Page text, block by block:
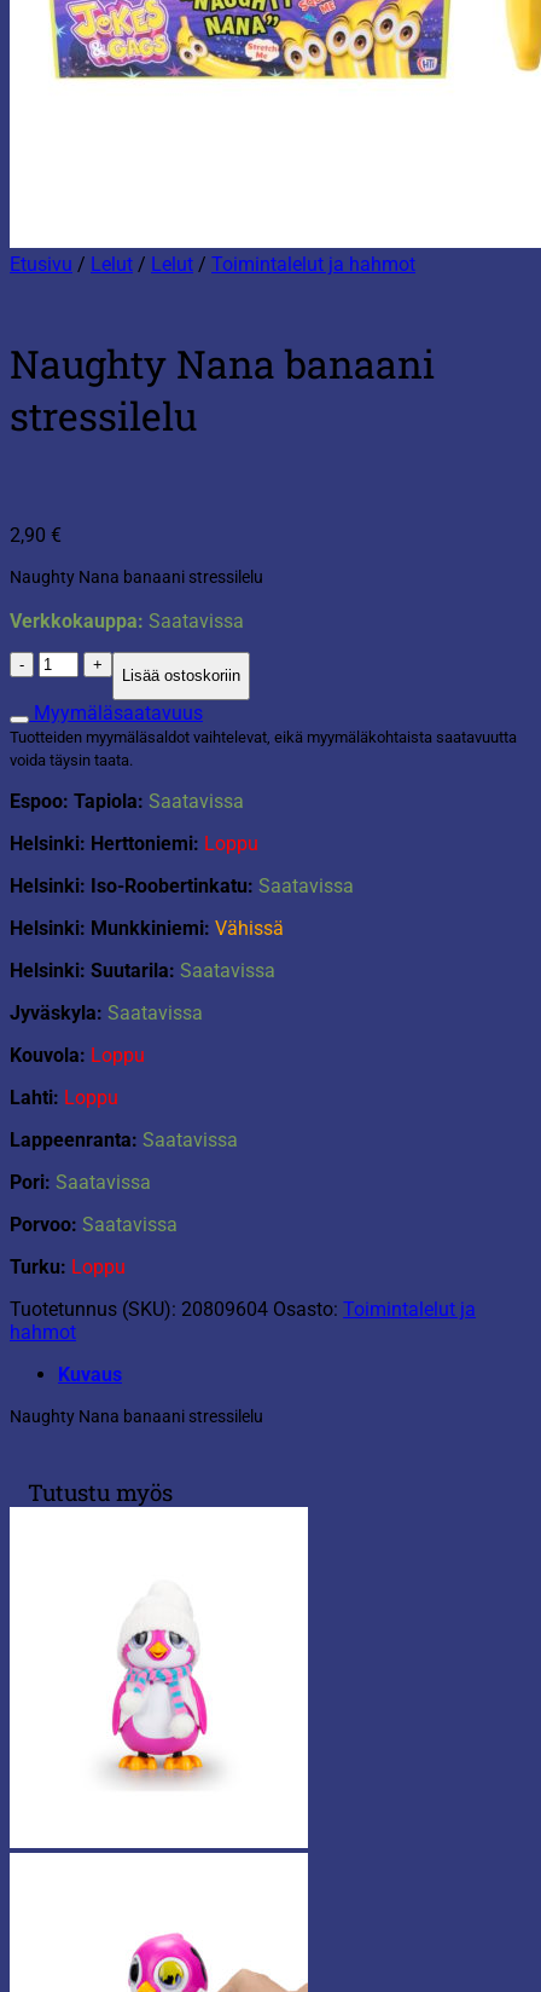
Etusivu / Lelut / Lelut / Toimintalelut ja hahmot
Naughty Nana banaani
stressilelu
2,90 €
Naughty Nana banaani stressilelu
Verkkokauppa: Saatavissa
Naughty
Nana
banaani
stressilelu
määrä
Lisää ostoskoriin
Myymäläsaatavuus
Tuotteiden myymäläsaldot vaihtelevat, eikä myymäläkohtaista saatavuutta
voida täysin taata.
Espoo: Tapiola: Saatavissa
Helsinki: Herttoniemi: Loppu
Helsinki: Iso-Roobertinkatu: Saatavissa
Helsinki: Munkkiniemi: Vähissä
Helsinki: Suutarila: Saatavissa
Jyväskyla: Saatavissa
Kouvola: Loppu
Lahti: Loppu
Lappeenranta: Saatavissa
Pori: Saatavissa
Porvoo: Saatavissa
Turku: Loppu
Tuotetunnus (SKU): 20809604 Osasto: Toimintalelut ja
hahmot
Kuvaus
Naughty Nana banaani stressilelu
Tutustu myös